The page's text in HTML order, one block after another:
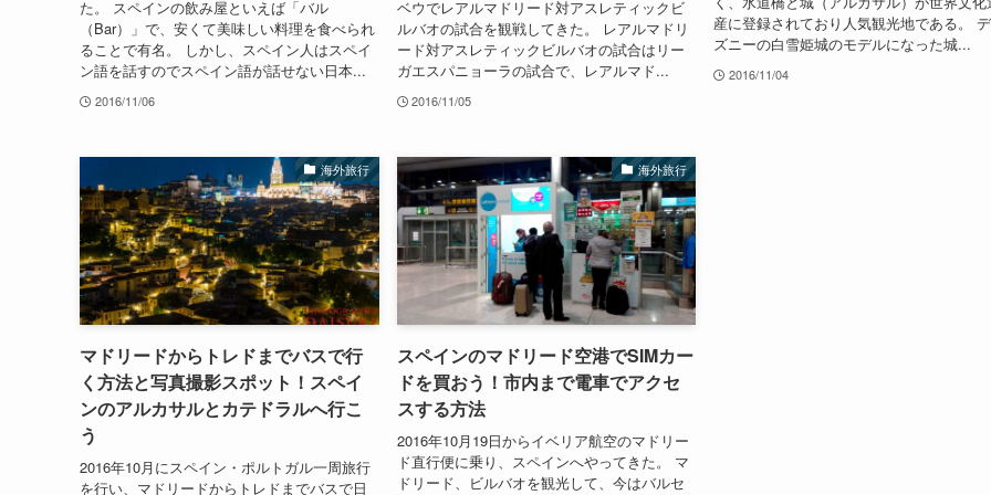
た。 スペインの飲み屋といえば「バル
（Bar）」で、安くて美味しい料理を食べられ
ることで有名。 しかし、スペイン人はスペイ
ン語を話すのでスペイン語が話せない日本...
2016/11/06
ベウでレアルマドリード対アスレティックビ
ルバオの試合を観戦してきた。 レアルマドリ
ード対アスレティックビルバオの試合はリー
ガエスパニョーラの試合で、レアルマド...
2016/11/05
産に登録されており人気観光地である。
ズニーの白雪姫城のモデルになった城...
2016/11/04
海外旅行
マドリードからトレドまでバスで行
く方法と写真撮影スポット！スペイ
ンのアルカサルとカテドラルへ行こ
う
2016年10月にスペイン・ポルトガル一周旅行
を行い、マドリードからトレドまでバスで日
海外旅行
スペインのマドリード空港でSIMカー
ドを買おう！市内まで電車でアクセ
スする方法
2016年10月19日からイベリア航空のマドリー
ド直行便に乗り、スペインへやってきた。 マ
ドリード、ビルバオを観光して、今はバルセ